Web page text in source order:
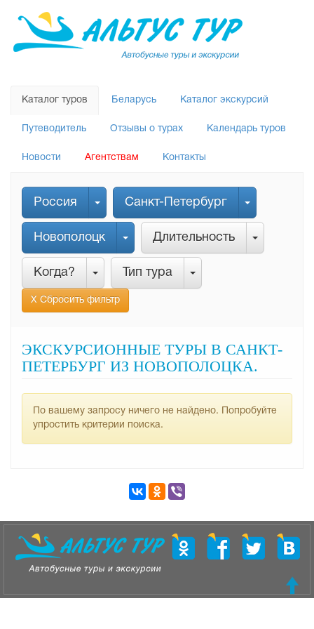
Каталог туров Беларусь Каталог экскурсий
Путеводитель Отзывы о турах Календарь туров
Новости Агентствам Контакты
Россия Санкт-Петербург
Новополоцк Длительность
Когда? Тип тура
Х Сбросить фильтр
ЭКСКУРСИОННЫЕ ТУРЫ В САНКТ-
ПЕТЕРБУРГ ИЗ НОВОПОЛОЦКА.
По вашему запросу ничего не найдено. Попробуйте
упростить критерии поиска.